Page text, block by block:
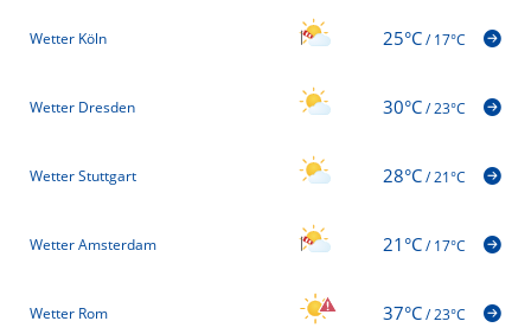
Wetter Köln 25°C/17°C
Wetter Dresden 30°C/23°C
Wetter Stuttgart 28°C/21°C
Wetter Amsterdam 21°C/17°C
Wetter Rom 37°C/23°C